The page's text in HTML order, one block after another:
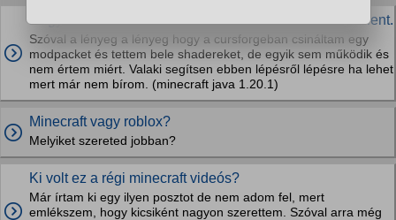
Hogyan tudok shadereket használni modokkal? Több lent.
Szóval a lényeg a lényeg hogy a cursforgeban csináltam egy
modpacket és tettem bele shadereket, de egyik sem működik és
nem értem miért. Valaki segítsen ebben lépésről lépésre ha lehet
mert már nem bírom. (minecraft java 1.20.1)
Minecraft vagy roblox?
Melyiket szereted jobban?
Ki volt ez a régi minecraft videós?
Már írtam ki egy ilyen posztot de nem adom fel, mert
emlékszem, hogy kicsiként nagyon szerettem. Szóval arra még